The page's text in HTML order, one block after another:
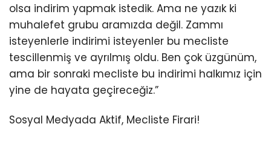
olsa indirim yapmak istedik. Ama ne yazık ki
muhalefet grubu aramızda değil. Zammı
isteyenlerle indirimi isteyenler bu mecliste
tescillenmiş ve ayrılmış oldu. Ben çok üzgünüm,
ama bir sonraki mecliste bu indirimi halkımız için
yine de hayata geçireceğiz.”
Sosyal Medyada Aktif, Mecliste Firari!